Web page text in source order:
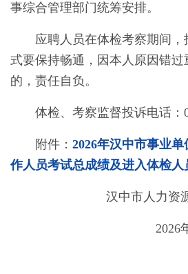
事综合管理部门统筹安排。
应聘人员在体检考察期间
式要保持畅通，因本人原因错过
的，责任自负。
体检、考察监督投诉电话：
附件： 2026年汉中市事业
作人员考试总成绩及进入体检人
汉中市人力
2026